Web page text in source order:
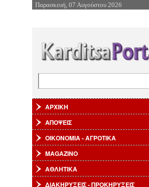
Επιστροφή στην Πλοήγηση
Παρασκευή, 07 Αυγούστου 2026
ΑΡΧΙΚΗ
ΑΠΟΨΕΙΣ
ΟΙΚΟΝΟΜΙΑ - ΑΓΡΟΤΙΚΑ
MAGAZINO
ΑΘΛΗΤΙΚΑ
ΔΙΑΚΗΡΥΞΕΙΣ - ΠΡΟΚΗΡΥΞΕΙΣ